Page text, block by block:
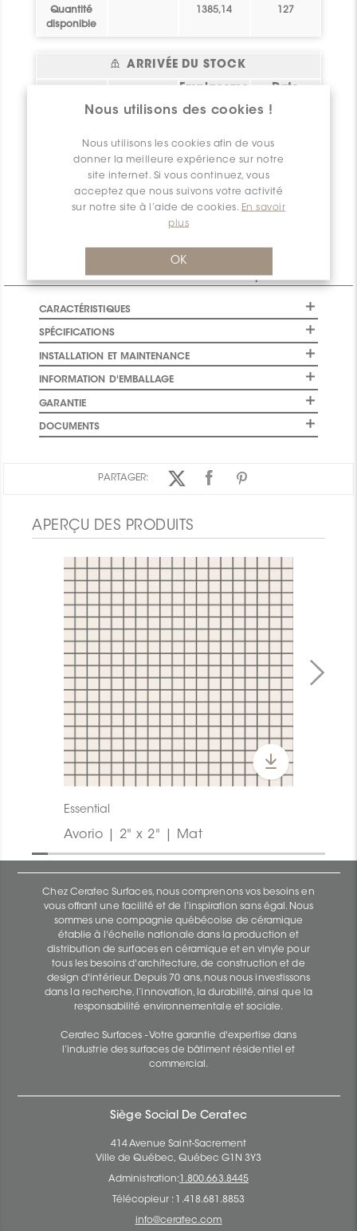
Nous utilisons des cookies !
Nous utilisons les cookies afin de vous
donner la meilleure expérience sur notre
site internet. Si vous continuez, vous
acceptez que nous suivons votre activité
sur notre site à l’aide de cookies. En savoir
plus
OK
Quantité
disponible
1385,14 127
ARRIVÉE DU STOCK
Emplaceme
nt
Date
d'arrivée
compte !
Bel essai! 0
Crée toi un
compte !
2026-08-06
Quantité
0
Veuillez vous
inscrire pour avoir
accès à ces
Informations Techniques
CARACTÉRISTIQUES
SPÉCIFICATIONS
INSTALLATION ET MAINTENANCE
INFORMATION D'EMBALLAGE
GARANTIE
DOCUMENTS
PARTAGER:
APERÇU DES PRODUITS
Essential
Avorio | 2" x 2" | Mat
Chez Ceratec Surfaces, nous comprenons vos besoins en
vous offrant une facilité et de l’inspiration sans égal. Nous
sommes une compagnie québécoise de céramique
établie à l'échelle nationale dans la production et
distribution de surfaces en céramique et en vinyle pour
tous les besoins d'architecture, de construction et de
design d'intérieur. Depuis 70 ans, nous nous investissons
dans la recherche, l’innovation, la durabilité, ainsi que la
responsabilité environnementale et sociale.
Ceratec Surfaces - Votre garantie d'expertise dans
l’industrie des surfaces de bâtiment résidentiel et
commercial.
Siège Social De Ceratec
414 Avenue Saint-Sacrement
Ville de Québec, Québec G1N 3Y3
Administration: 1.800.663.8445
Télécopieur : 1.418.681.8853
info@ceratec.com